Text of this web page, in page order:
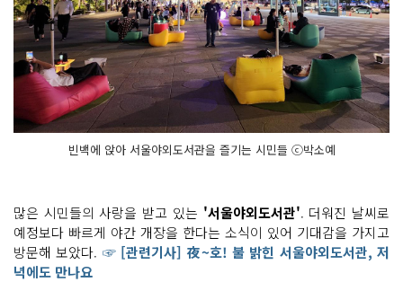
빈백에 앉아 서울야외도서관을 즐기는 시민들 ⓒ박소예
많은 시민들의 사랑을 받고 있는 '서울야외도서관'. 더워진 날씨로
예정보다 빠르게 야간 개장을 한다는 소식이 있어 기대감을 가지고
방문해 보았다. ☞ [관련기사] 夜~호! 불 밝힌 서울야외도서관, 저
녁에도 만나요